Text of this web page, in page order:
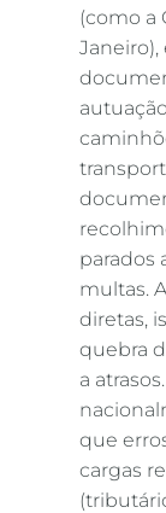
(como a
parados
multas.
diretas,
quebra
a
que
cargas